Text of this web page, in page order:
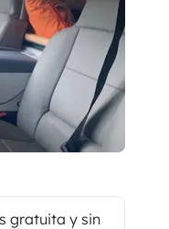
gratuita y sin